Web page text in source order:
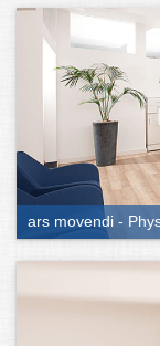
Durchführung
und sollen
umgesetzt
Zu den weiteren
die sich nach dem
Atemtherapie
Wer
In der Regel erfolgt
ars movendi -